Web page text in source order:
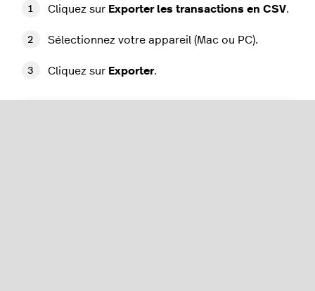
Cliquez sur Exporter les transactions en CSV.
Sélectionnez votre appareil (Mac ou PC).
Cliquez sur Exporter.